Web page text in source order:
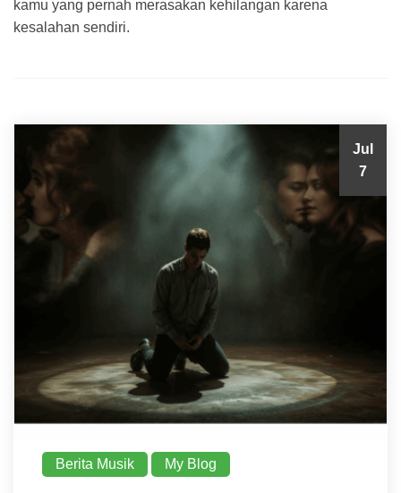
kamu yang pernah merasakan kehilangan karena
kesalahan sendiri.
Jul
7
Berita Musik My Blog